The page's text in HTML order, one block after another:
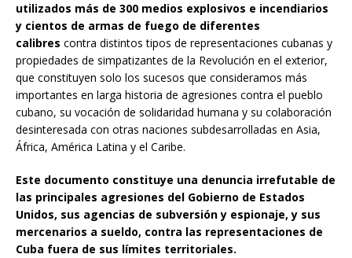
utilizados más de 300 medios explosivos e incendiarios
y cientos de armas de fuego de diferentes
calibres contra distintos tipos de representaciones cubanas y
propiedades de simpatizantes de la Revolución en el exterior,
que constituyen solo los sucesos que consideramos más
importantes en larga historia de agresiones contra el pueblo
cubano, su vocación de solidaridad humana y su colaboración
desinteresada con otras naciones subdesarrolladas en Asia,
África, América Latina y el Caribe.
Este documento constituye una denuncia irrefutable de
las principales agresiones del Gobierno de Estados
Unidos, sus agencias de subversión y espionaje, y sus
mercenarios a sueldo, contra las representaciones de
Cuba fuera de sus límites territoriales.